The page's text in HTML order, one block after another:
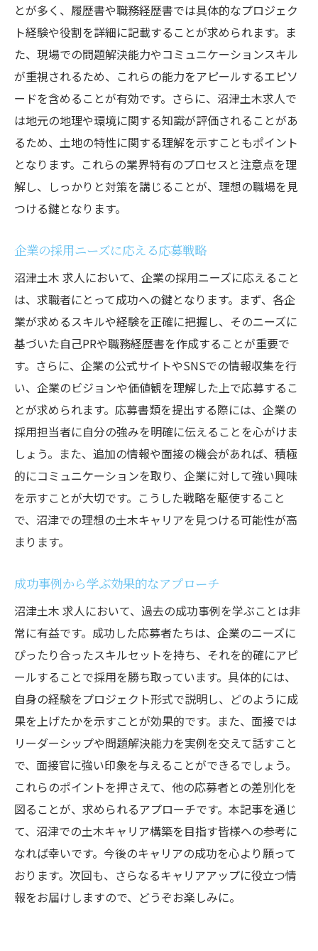
とが多く、履歴書や職務経歴書では具体的なプロジェク
ト経験や役割を詳細に記載することが求められます。ま
た、現場での問題解決能力やコミュニケーションスキル
が重視されるため、これらの能力をアピールするエピソ
ードを含めることが有効です。さらに、沼津土木求人で
は地元の地理や環境に関する知識が評価されることがあ
るため、土地の特性に関する理解を示すこともポイント
となります。これらの業界特有のプロセスと注意点を理
解し、しっかりと対策を講じることが、理想の職場を見
つける鍵となります。
企業の採用ニーズに応える応募戦略
沼津土木 求人において、企業の採用ニーズに応えること
は、求職者にとって成功への鍵となります。まず、各企
業が求めるスキルや経験を正確に把握し、そのニーズに
基づいた自己PRや職務経歴書を作成することが重要で
す。さらに、企業の公式サイトやSNSでの情報収集を行
い、企業のビジョンや価値観を理解した上で応募するこ
とが求められます。応募書類を提出する際には、企業の
採用担当者に自分の強みを明確に伝えることを心がけま
しょう。また、追加の情報や面接の機会があれば、積極
的にコミュニケーションを取り、企業に対して強い興味
を示すことが大切です。こうした戦略を駆使すること
で、沼津での理想の土木キャリアを見つける可能性が高
まります。
成功事例から学ぶ効果的なアプローチ
沼津土木 求人において、過去の成功事例を学ぶことは非
常に有益です。成功した応募者たちは、企業のニーズに
ぴったり合ったスキルセットを持ち、それを的確にアピ
ールすることで採用を勝ち取っています。具体的には、
自身の経験をプロジェクト形式で説明し、どのように成
果を上げたかを示すことが効果的です。また、面接では
リーダーシップや問題解決能力を実例を交えて話すこと
で、面接官に強い印象を与えることができるでしょう。
これらのポイントを押さえて、他の応募者との差別化を
図ることが、求められるアプローチです。本記事を通じ
て、沼津での土木キャリア構築を目指す皆様への参考に
なれば幸いです。今後のキャリアの成功を心より願って
おります。次回も、さらなるキャリアアップに役立つ情
報をお届けしますので、どうぞお楽しみに。